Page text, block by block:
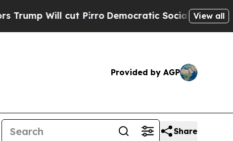
PirroDemocratic Socialists of America Propose
View all
Provided by AGP
Share